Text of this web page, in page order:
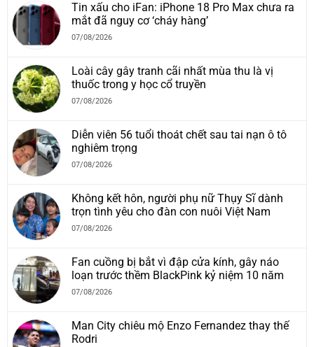
Tin xấu cho iFan: iPhone 18 Pro Max chưa ra
mắt đã nguy cơ ‘cháy hàng’
07/08/2026
Loài cây gây tranh cãi nhất mùa thu là vị
thuốc trong y học cổ truyền
07/08/2026
Diễn viên 56 tuổi thoát chết sau tai nạn ô tô
nghiêm trọng
07/08/2026
Không kết hôn, người phụ nữ Thụy Sĩ dành
trọn tình yêu cho đàn con nuôi Việt Nam
07/08/2026
Fan cuồng bị bắt vì đập cửa kính, gây náo
loạn trước thềm BlackPink kỷ niệm 10 năm
07/08/2026
Man City chiêu mộ Enzo Fernandez thay thế
Rodri